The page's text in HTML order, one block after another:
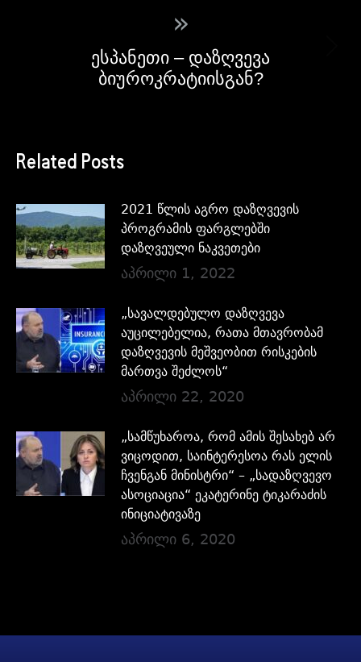
»
ესპანეთი – დაზღვევა
ბიუროკრატიისგან?
Related Posts
2021 წლის აგრო დაზღვევის
პროგრამის ფარგლებში
დაზღვეული ნაკვეთები
აპრილი 1, 2022
„სავალდებულო დაზღვევა
აუცილებელია, რათა მთავრობამ
დაზღვევის მეშვეობით რისკების
მართვა შეძლოს“
აპრილი 22, 2020
„სამწუხაროა, რომ ამის შესახებ არ
ვიცოდით, საინტერესოა რას ელის
ჩვენგან მინისტრი“ – „სადაზღვევო
ასოციაცია“ ეკატერინე ტიკარაძის
ინიციატივაზე
აპრილი 6, 2020